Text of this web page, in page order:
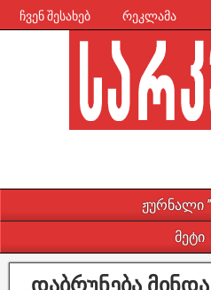
ჩვენ შესახებ რეკლამა
ჟურნალი
მეტი